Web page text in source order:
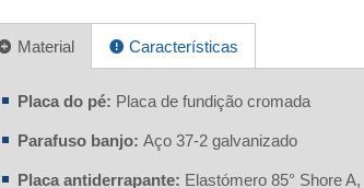
Material Características
Placa do pé: Placa de fundição cromada
Parafuso banjo:Aço 37-2 galvanizado
Placa antiderrapante: Elastómero 85° Shore A,